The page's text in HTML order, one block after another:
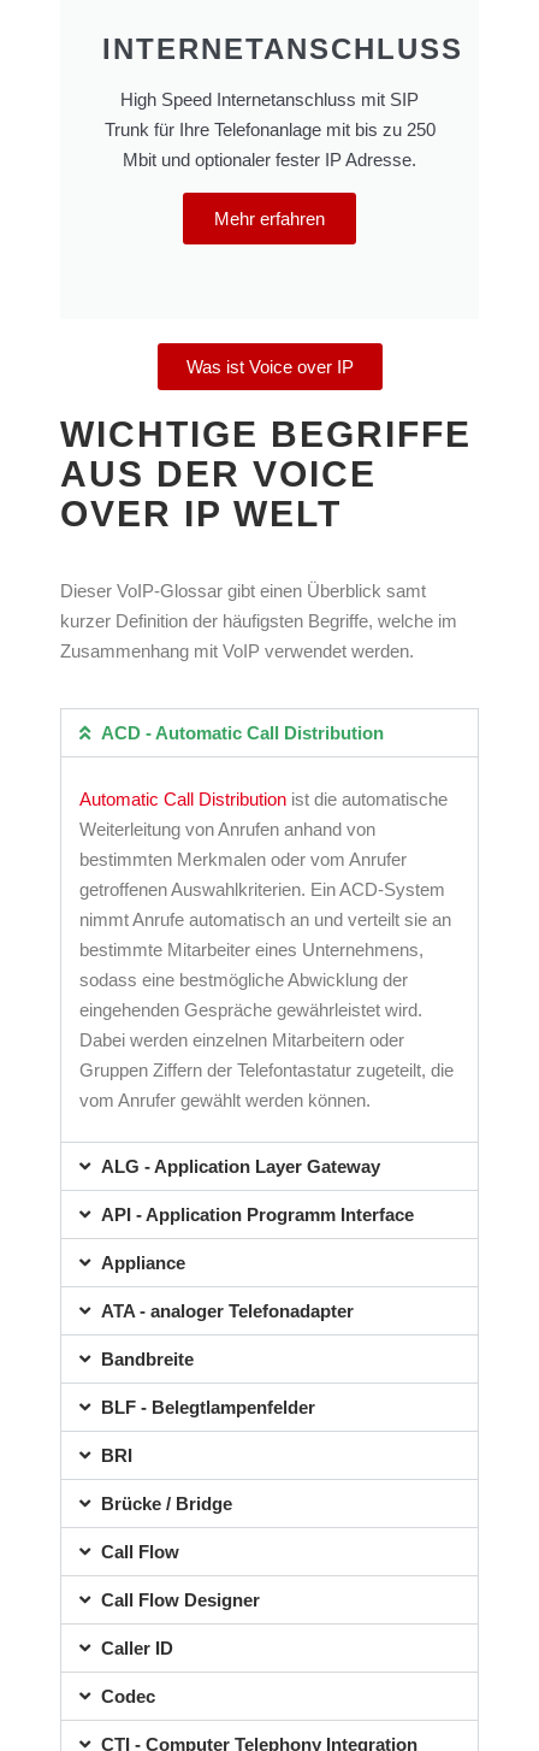
INTERNETANSCHLUSS
High Speed Internetanschluss mit SIP
Trunk für Ihre Telefonanlage mit bis zu 250
Mbit und optionaler fester IP Adresse.
Mehr erfahren
Was ist Voice over IP
WICHTIGE BEGRIFFE
AUS DER VOICE
OVER IP WELT
Dieser VoIP-Glossar gibt einen Überblick samt
kurzer Definition der häufigsten Begriffe, welche im
Zusammenhang mit VoIP verwendet werden.
ACD - Automatic Call Distribution
Automatic Call Distribution ist die automatische
Weiterleitung von Anrufen anhand von
bestimmten Merkmalen oder vom Anrufer
getroffenen Auswahlkriterien. Ein ACD-System
nimmt Anrufe automatisch an und verteilt sie an
bestimmte Mitarbeiter eines Unternehmens,
sodass eine bestmögliche Abwicklung der
eingehenden Gespräche gewährleistet wird.
Dabei werden einzelnen Mitarbeitern oder
Gruppen Ziffern der Telefontastatur zugeteilt, die
vom Anrufer gewählt werden können.
ALG - Application Layer Gateway
API - Application Programm Interface
Appliance
ATA - analoger Telefonadapter
Bandbreite
BLF - Belegtlampenfelder
BRI
Brücke / Bridge
Call Flow
Call Flow Designer
Caller ID
Codec
CTI - Computer Telephony Integration